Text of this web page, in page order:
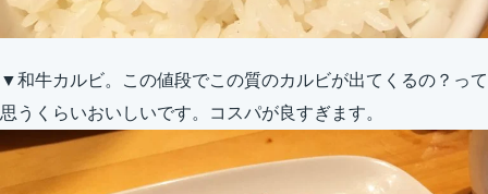
▼和牛カルビ。この値段でこの質のカルビが出てくるの？って
思うくらいおいしいです。コスパが良すぎます。